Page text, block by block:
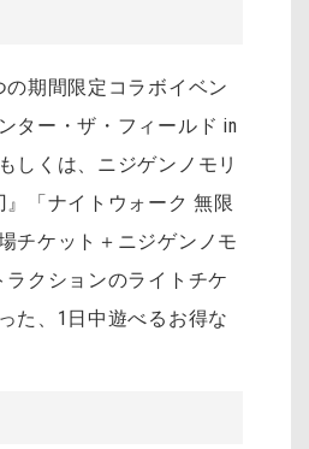
期間限定コラボイベン
ター・ザ・フィールド in
しくは、ニジゲンノモリ
』「ナイトウォーク 無限
チケット＋ニジゲンノモ
ラクションのライトチケ
た、1日中遊べるお得な